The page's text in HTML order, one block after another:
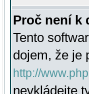
Proč není k
Tento
dojem, že je
http://
nevkládejte